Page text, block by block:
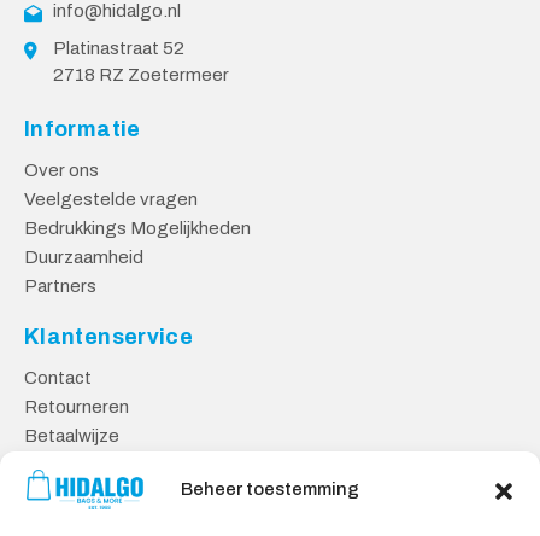
Beheer toestemming
info@hidalgo.nl
Platinastraat 52
2718 RZ Zoetermeer
Informatie
Over ons
Veelgestelde vragen
Bedrukkings Mogelijkheden
Duurzaamheid
Partners
Klantenservice
Contact
Retourneren
Betaalwijze
Veilig Shoppen